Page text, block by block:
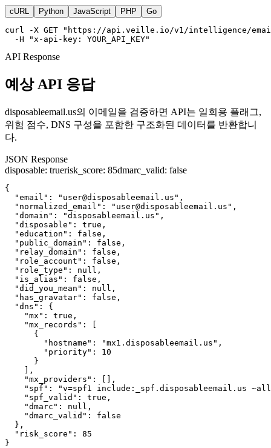
cURL Python JavaScript PHP Go
curl -X GET "https://api.veille.io/v1/intelligence/
  -H "x-api-key: YOUR_API_KEY"
API Response
예상 API 응답
disposableemail.us의 이메일을 검증하면 API는 일회용 플래그,
위험 점수, DNS 구성을 포함한 구조화된 데이터를 반환합니
다.
JSON Response
disposable: truerisk_score: 85dmarc_valid: false
{
  "email": "user@disposableemail.us",
  "normalized_email": "user@disposableemail.us",
  "domain": "disposableemail.us",
  "disposable": true,
  "education": false,
  "public_domain": false,
  "relay_domain": false,
  "role_account": false,
  "role_type": null,
  "is_alias": false,
  "did_you_mean": null,
  "has_gravatar": false,
  "dns": {
    "mx": true,
    "mx_records": [
      {
        "hostname": "mx1.disposableemail.us",
        "priority": 10
      }
    ],
    "mx_providers": [],
"spf": "v=spf1 include:_spf.disposableemail.us
    "spf_valid": true,
    "dmarc": null,
    "dmarc_valid": false
  },
  "risk_score": 85
}